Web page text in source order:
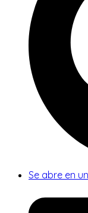
Se abre en